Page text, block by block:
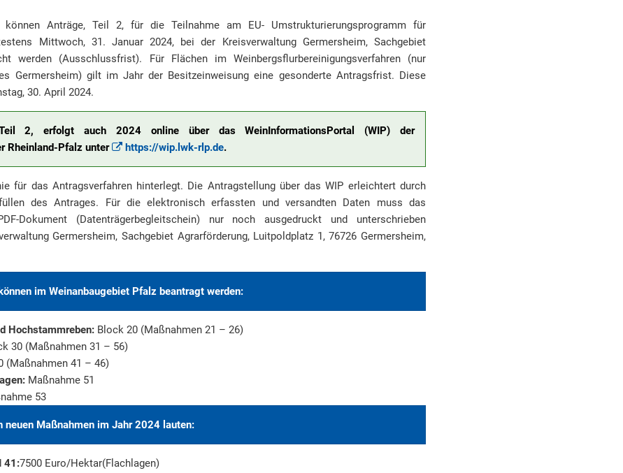
Anträge, Teil 2, für die Teilnahme am EU- Umstrukturierungsprogramm für
Mittwoch, 31. Januar 2024, bei der Kreisverwaltung Germersheim, Sachgebiet
werden (Ausschlussfrist). Für Flächen im Weinbergsflurbereinigungsverfahren (nur
Germersheim) gilt im Jahr der Besitzeinweisung eine gesonderte Antragsfrist. Diese
30. April 2024.
2, erfolgt auch 2024 online über das WeinInformationsPortal (WIP) der
Rheinland-Pfalz unter
https://wip.lwk-rlp.de.
für das Antragsverfahren hinterlegt. Die Antragstellung über das WIP erleichtert durch
des Antrages. Für die elektronisch erfassten und versandten Daten muss das
Dokument (Datenträgerbegleitschein) nur noch ausgedruckt und unterschrieben
Germersheim, Sachgebiet Agrarförderung, Luitpoldplatz 1, 76726 Germersheim,
im Weinanbaugebiet Pfalz beantragt werden:
Hochstammreben: Block 20 (Maßnahmen 21 – 26)
30 (Maßnahmen 31 – 56)
(Maßnahmen 41 – 46)
Maßnahme 51
53
neuen Maßnahmen im Jahr 2024 lauten:
41:7500 Euro/Hektar(Flachlagen)